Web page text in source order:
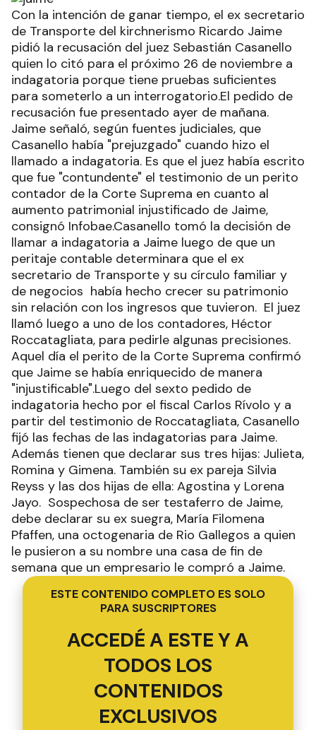
Con la intención de ganar tiempo, el ex secretario
de Transporte del kirchnerismo Ricardo Jaime
pidió la recusación del juez Sebastián Casanello
quien lo citó para el próximo 26 de noviembre a
indagatoria porque tiene pruebas suficientes
para someterlo a un interrogatorio.El pedido de
recusación fue presentado ayer de mañana.
Jaime señaló, según fuentes judiciales, que
Casanello había "prejuzgado" cuando hizo el
llamado a indagatoria. Es que el juez había escrito
que fue "contundente" el testimonio de un perito
contador de la Corte Suprema en cuanto al
aumento patrimonial injustificado de Jaime,
consignó Infobae.Casanello tomó la decisión de
llamar a indagatoria a Jaime luego de que un
peritaje contable determinara que el ex
secretario de Transporte y su círculo familiar y
de negocios había hecho crecer su patrimonio
sin relación con los ingresos que tuvieron. El juez
llamó luego a uno de los contadores, Héctor
Roccatagliata, para pedirle algunas precisiones.
Aquel día el perito de la Corte Suprema confirmó
que Jaime se había enriquecido de manera
"injustificable".Luego del sexto pedido de
indagatoria hecho por el fiscal Carlos Rívolo y a
partir del testimonio de Roccatagliata, Casanello
fijó las fechas de las indagatorias para Jaime.
Además tienen que declarar sus tres hijas: Julieta,
Romina y Gimena. También su ex pareja Silvia
Reyss y las dos hijas de ella: Agostina y Lorena
Jayo. Sospechosa de ser testaferro de Jaime,
debe declarar su ex suegra, María Filomena
Pfaffen, una octogenaria de Rio Gallegos a quien
le pusieron a su nombre una casa de fin de
semana que un empresario le compró a Jaime.
ESTE CONTENIDO COMPLETO ES SOLO
PARA SUSCRIPTORES
ACCEDÉ A ESTE Y A
TODOS LOS
CONTENIDOS
EXCLUSIVOS